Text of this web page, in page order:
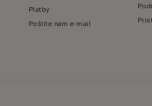
Platby
Pošlite nám e-mail